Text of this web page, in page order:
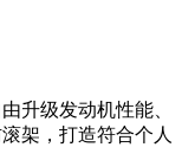
升级发动机性能、
架，打造符合个人